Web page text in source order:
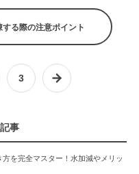
る際の注意ポイント
3
事
方を完全マスター！水加減やメリッ